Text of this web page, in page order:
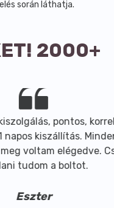
során láthatja.
2000+
pontos, korrekt
kiszállítás. Mindennel
voltam elégedve. Csak
a boltot.
Eszter